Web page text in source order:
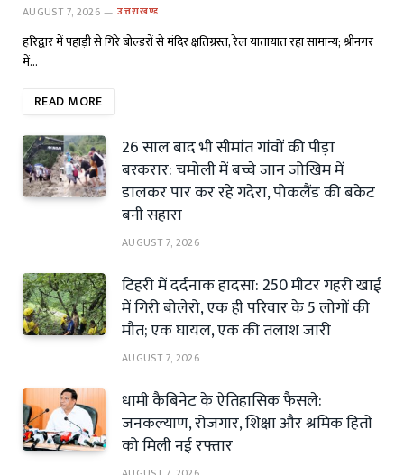
AUGUST 7, 2026 उत्तराखण्ड
हरिद्वार में पहाड़ी से गिरे बोल्डरों से मंदिर क्षतिग्रस्त, रेल यातायात रहा सामान्य; श्रीनगर
में…
READ MORE
26 साल बाद भी सीमांत गांवों की पीड़ा
बरकरार: चमोली में बच्चे जान जोखिम में
डालकर पार कर रहे गदेरा, पोकलैंड की बकेट
बनी सहारा
AUGUST 7, 2026
टिहरी में दर्दनाक हादसा: 250 मीटर गहरी खाई
में गिरी बोलेरो, एक ही परिवार के 5 लोगों की
मौत; एक घायल, एक की तलाश जारी
AUGUST 7, 2026
धामी कैबिनेट के ऐतिहासिक फैसले:
जनकल्याण, रोजगार, शिक्षा और श्रमिक हितों
को मिली नई रफ्तार